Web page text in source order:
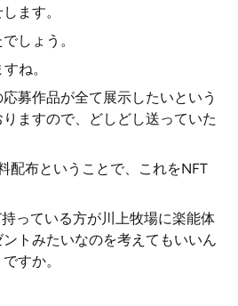
ます。
しょう。
ね。
募作品が全て展示したいという
ますので、どしどし送っていた
配布ということで、これをNFT
っている方が川上牧場に楽能体
トみたいなのを考えてもいいん
すか。